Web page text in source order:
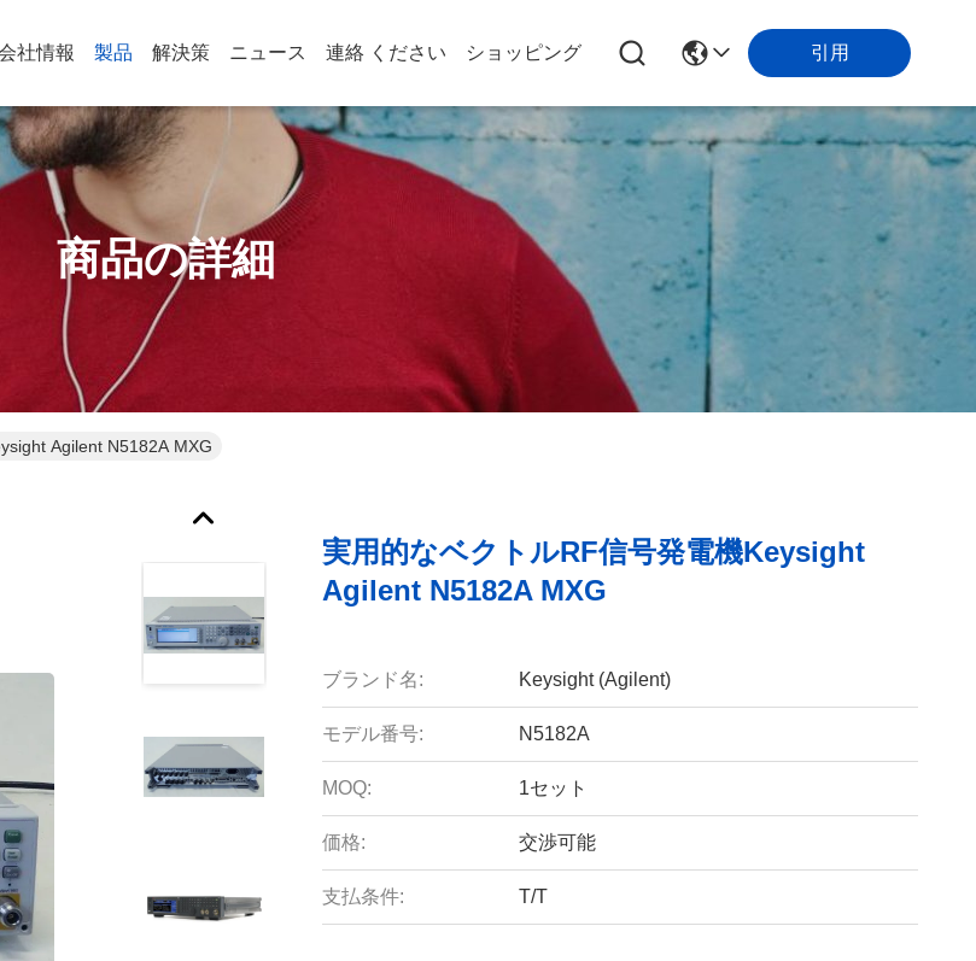
社情報 製品 解決策 ニュース 連絡 ください ショッピング 引用
商品の詳細
Agilent N5182A MXG
実用的なベクトルRF信号発電機Keysight
Agilent N5182A MXG
ブランド名: Keysight (Agilent)
モデル番号: N5182A
MOQ: 1セット
価格: 交渉可能
支払条件: T/T